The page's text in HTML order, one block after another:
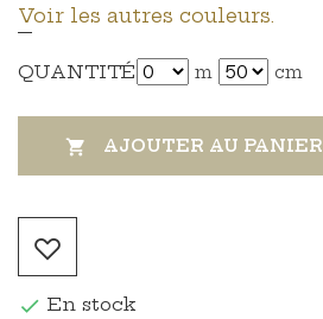
Voir les autres couleurs.
QUANTITÉ m cm
 AJOUTER AU PANIER
 En stock